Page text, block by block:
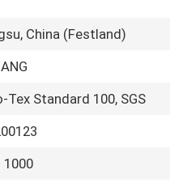
China (Festland)
Tex Standard 100, SGS